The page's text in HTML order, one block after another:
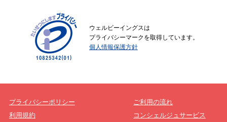
ウェルビーイングスは
プライバシーマークを取得しています。
個人情報保護方針
プライバシーポリシー
利用規約
ご利用の流れ
コンシェルジュサービス